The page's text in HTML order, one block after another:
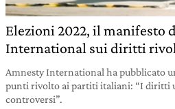
Elezioni 2022, il manifesto
International sui diritti
Amnesty International ha pubblicato
punti rivolto ai partiti italiani: “I diritti
controversi”.